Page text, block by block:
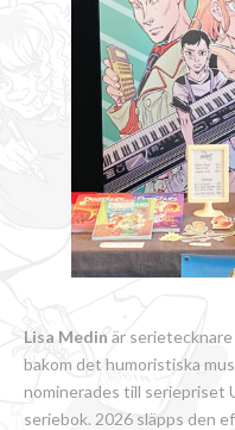
Lisa Medin är
bakom det humoristiska
nominerades till seriepriset
seriebok. 2026 släpps den